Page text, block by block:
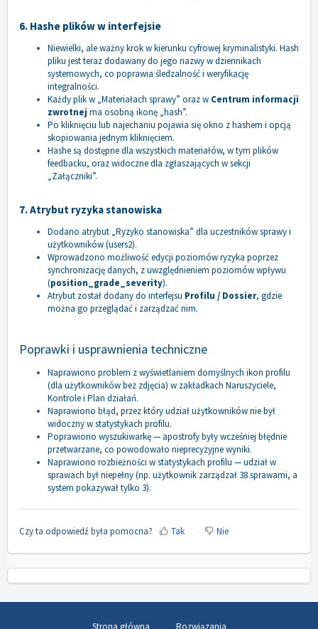
6. Hashe plików w interfejsie
Niewielki, ale ważny krok w kierunku cyfrowej kryminalistyki. Hash
pliku jest teraz dodawany do jego nazwy w dziennikach
systemowych, co poprawia śledzalność i weryfikację
integralności.
Każdy plik w „Materiałach sprawy” oraz w Centrum informacji
zwrotnej ma osobną ikonę „hash”.
Po kliknięciu lub najechaniu pojawia się okno z hashem i opcją
skopiowania jednym kliknięciem.
Hashe są dostępne dla wszystkich materiałów, w tym plików
feedbacku, oraz widoczne dla zgłaszających w sekcji
„Załączniki”.
7. Atrybut ryzyka stanowiska
Dodano atrybut „Ryzyko stanowiska” dla uczestników sprawy i
użytkowników (users2).
Wprowadzono możliwość edycji poziomów ryzyka poprzez
synchronizację danych, z uwzględnieniem poziomów wpływu
(position_grade_severity).
Atrybut został dodany do interfejsu Profilu / Dossier, gdzie
można go przeglądać i zarządzać nim.
Poprawki i usprawnienia techniczne
Naprawiono problem z wyświetlaniem domyślnych ikon profilu
(dla użytkowników bez zdjęcia) w zakładkach Naruszyciele,
Kontrole i Plan działań.
Naprawiono błąd, przez który udział użytkowników nie był
widoczny w statystykach profilu.
Poprawiono wyszukiwarkę — apostrofy były wcześniej błędnie
przetwarzane, co powodowało nieprecyzyjne wyniki.
Naprawiono rozbieżności w statystykach profilu — udział w
sprawach był niepełny (np. użytkownik zarządzał 38 sprawami, a
system pokazywał tylko 3).
Czy ta odpowiedź była pomocna? Tak Nie
Strona główna Rozwiązania